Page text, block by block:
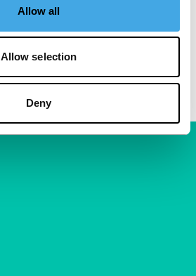
Allow all
Allow selection
Deny